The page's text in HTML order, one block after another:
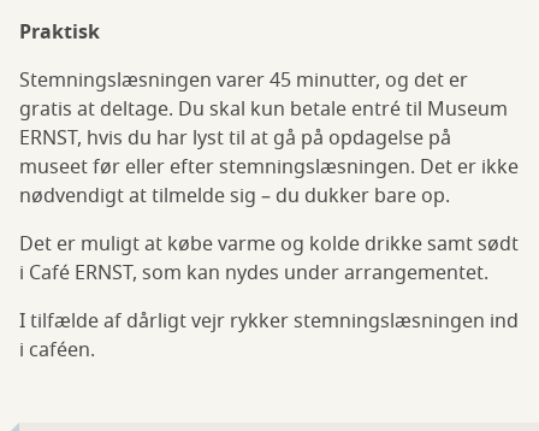
Praktisk
Stemningslæsningen varer 45 minutter, og det er
gratis at deltage. Du skal kun betale entré til Museum
ERNST, hvis du har lyst til at gå på opdagelse på
museet før eller efter stemningslæsningen. Det er ikke
nødvendigt at tilmelde sig – du dukker bare op.
Det er muligt at købe varme og kolde drikke samt sødt
i Café ERNST, som kan nydes under arrangementet.
I tilfælde af dårligt vejr rykker stemningslæsningen ind
i caféen.